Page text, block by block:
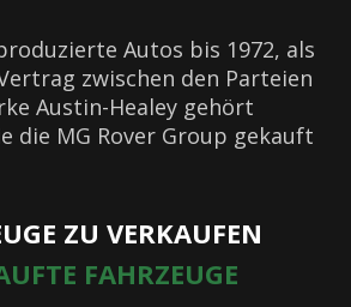
Autos bis 1972, als
zwischen den Parteien
Austin-Healey gehört
die MG Rover Group gekauft
ZU VERKAUFEN
FAHRZEUGE